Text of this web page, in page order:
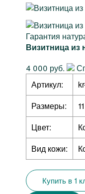
Гарантия
Визитница из
4 000 руб.
Артикул:
Размеры:
Цвет:
Вид кожи:
Купить в 1